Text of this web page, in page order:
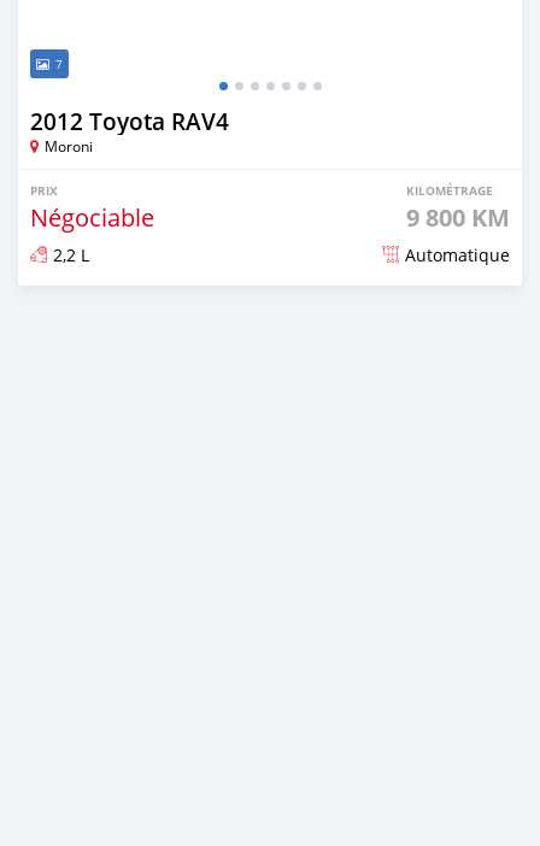
7
2012 Toyota RAV4
Moroni
PRIX
Négociable
KILOMÉTRAGE
9 800 KM
2,2 L Automatique